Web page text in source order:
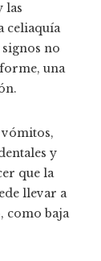
las
celiaquía
no
una
y
que la
llevar a
como baja